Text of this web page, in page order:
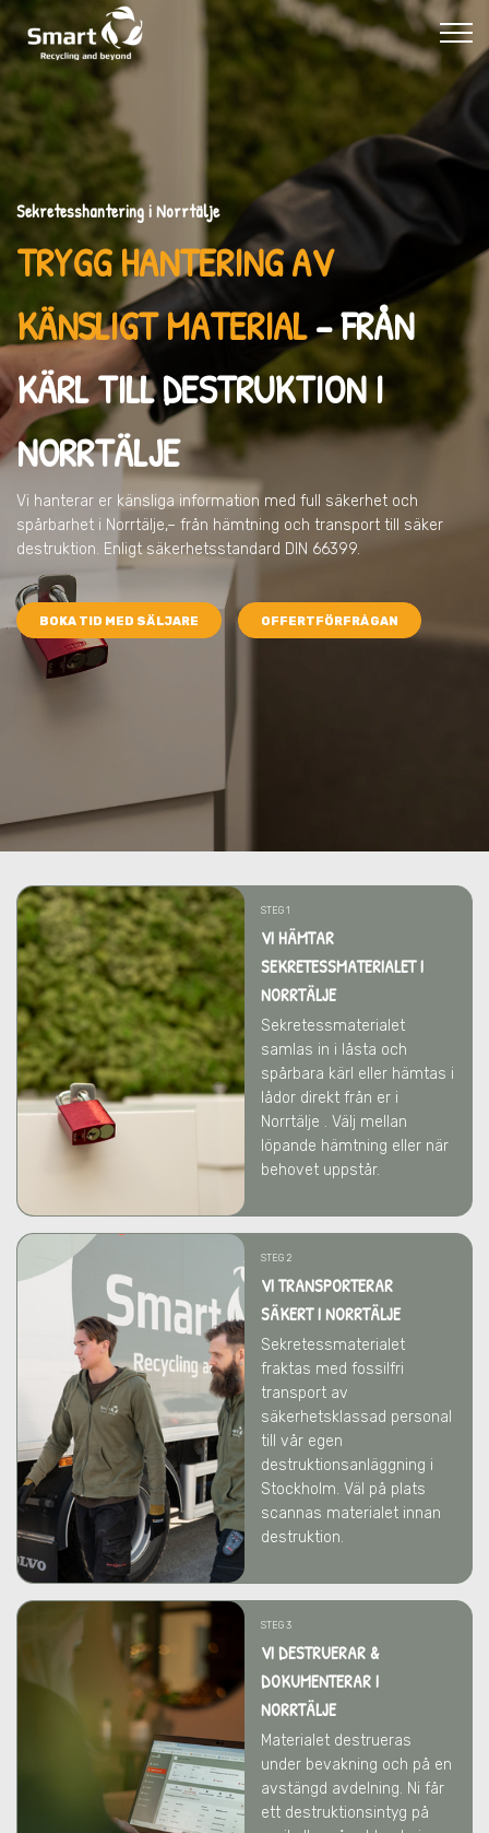
Sekretesshantering i Norrtälje
TRYGG HANTERING AV
KÄNSLIGT MATERIAL– FRÅN
KÄRL TILL DESTRUKTION I
NORRTÄLJE
Vi hanterar er känsliga information med full säkerhet och
spårbarhet i Norrtälje,– från hämtning och transport till säker
destruktion. Enligt säkerhetsstandard DIN 66399.
BOKA TID MED SÄLJARE OFFERTFÖRFRÅGAN
STEG 1
VI HÄMTAR
SEKRETESSMATERIALET I
NORRTÄLJE
Sekretessmaterialet
samlas in i låsta och
spårbara kärl eller hämtas i
lådor direkt från er i
Norrtälje . Välj mellan
löpande hämtning eller när
behovet uppstår.
STEG 2
VI TRANSPORTERAR
SÄKERT I NORRTÄLJE
Sekretessmaterialet
fraktas med fossilfri
transport av
säkerhetsklassad personal
till vår egen
destruktionsanläggning i
Stockholm. Väl på plats
scannas materialet innan
destruktion.
STEG 3
VI DESTRUERAR &
DOKUMENTERAR I
NORRTÄLJE
Materialet destrueras
under bevakning och på en
avstängd avdelning. Ni får
ett destruktionsintyg på